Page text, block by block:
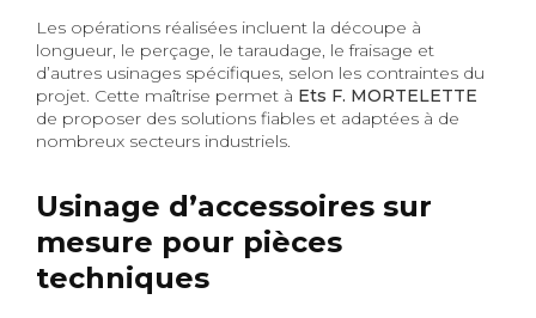
Les opérations réalisées incluent la découpe à
longueur, le perçage, le taraudage, le fraisage et
d’autres usinages spécifiques, selon les contraintes du
projet. Cette maîtrise permet à Ets F. MORTELETTE
de proposer des solutions fiables et adaptées à de
nombreux secteurs industriels.
Usinage d’accessoires sur
mesure pour pièces
techniques